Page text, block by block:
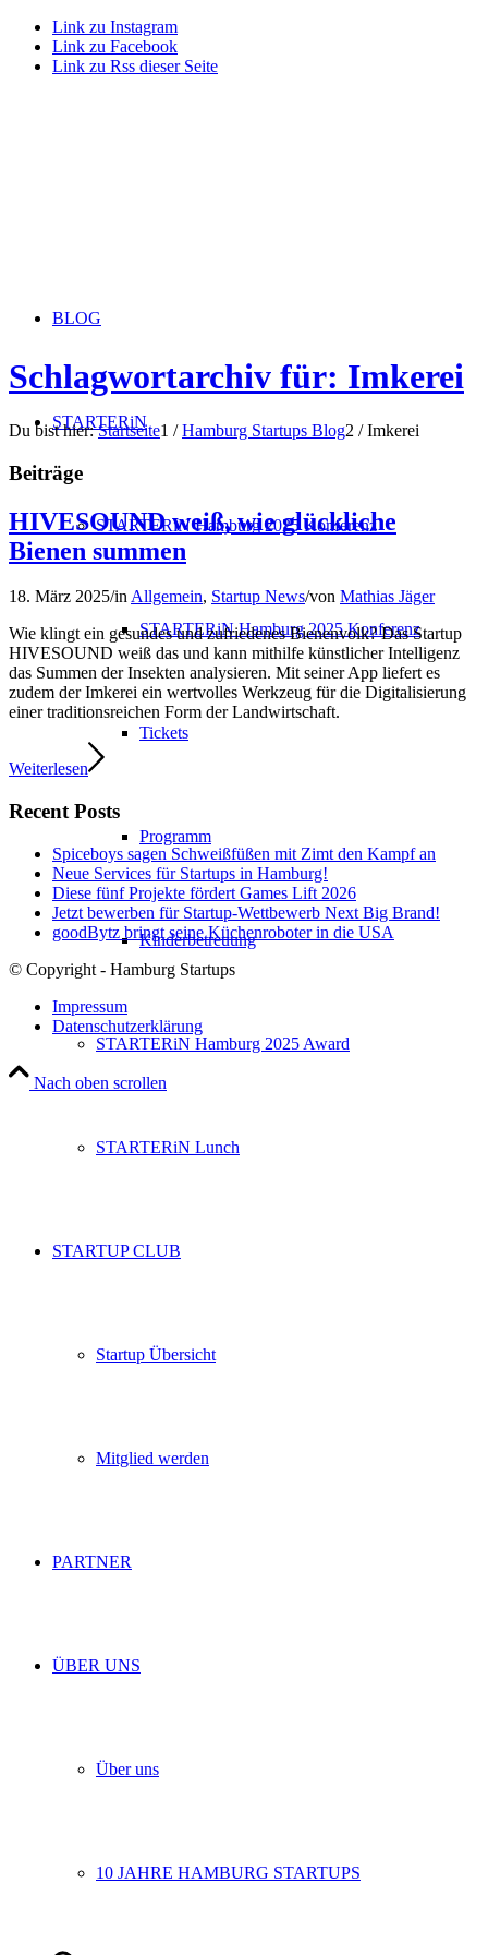
Link zu Instagram
Link zu Facebook
Link zu Rss dieser Seite
BLOG
STARTERiN
STARTERiN Hamburg 2025 Konferenz
STARTERiN Hamburg 2025 Konferenz
Tickets
Programm
Kinderbetreuung
STARTERiN Hamburg 2025 Award
STARTERiN Lunch
STARTUP CLUB
Startup Übersicht
Mitglied werden
PARTNER
ÜBER UNS
Über uns
10 JAHRE HAMBURG STARTUPS
Schlagwortarchiv für: Imkerei
Du bist hier: Startseite1 / Hamburg Startups Blog2 / Imkerei
Beiträge
HIVESOUND weiß, wie glückliche
Bienen summen
18. März 2025/inAllgemein, Startup News/von Mathias Jäger
Wie klingt ein gesundes und zufriedenes Bienenvolk? Das Startup
HIVESOUND weiß das und kann mithilfe künstlicher Intelligenz
das Summen der Insekten analysieren. Mit seiner App liefert es
zudem der Imkerei ein wertvolles Werkzeug für die Digitalisierung
einer traditionsreichen Form der Landwirtschaft.
Weiterlesen
Recent Posts
Spiceboys sagen Schweißfüßen mit Zimt den Kampf an
Neue Services für Startups in Hamburg!
Diese fünf Projekte fördert Games Lift 2026
Jetzt bewerben für Startup-Wettbewerb Next Big Brand!
goodBytz bringt seine Küchenroboter in die USA
© Copyright - Hamburg Startups
Impressum
Datenschutzerklärung
Nach oben scrollen